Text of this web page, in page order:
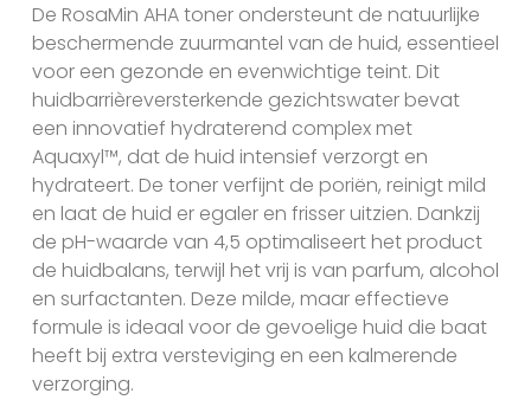
De RosaMin AHA toner ondersteunt de natuurlijke
beschermende zuurmantel van de huid, essentieel
voor een gezonde en evenwichtige teint. Dit
huidbarrièreversterkende gezichtswater bevat
een innovatief hydraterend complex met
Aquaxyl™, dat de huid intensief verzorgt en
hydrateert. De toner verfijnt de poriën, reinigt mild
en laat de huid er egaler en frisser uitzien. Dankzij
de pH-waarde van 4,5 optimaliseert het product
de huidbalans, terwijl het vrij is van parfum, alcohol
en surfactanten. Deze milde, maar effectieve
formule is ideaal voor de gevoelige huid die baat
heeft bij extra versteviging en een kalmerende
verzorging.